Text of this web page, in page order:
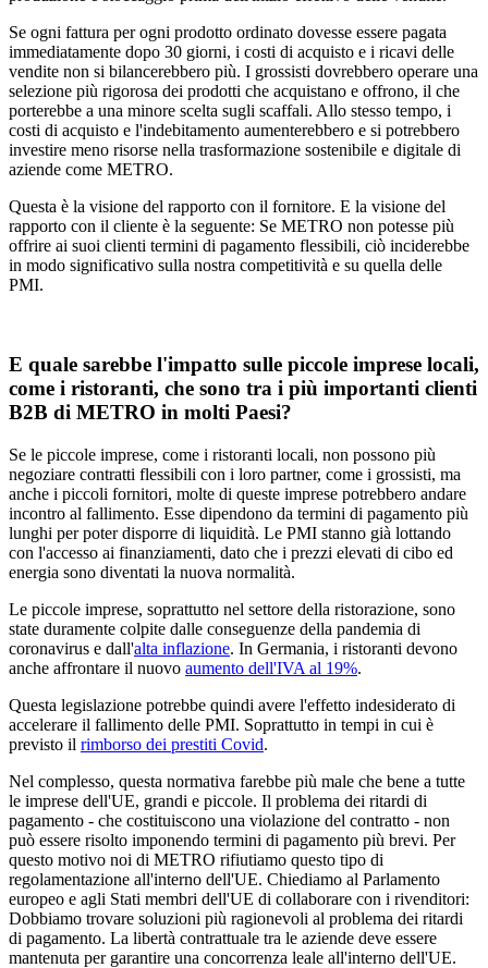
Se ogni fattura per ogni prodotto ordinato dovesse essere pagata
immediatamente dopo 30 giorni, i costi di acquisto e i ricavi delle
vendite non si bilancerebbero più. I grossisti dovrebbero operare una
selezione più rigorosa dei prodotti che acquistano e offrono, il che
porterebbe a una minore scelta sugli scaffali. Allo stesso tempo, i
costi di acquisto e l'indebitamento aumenterebbero e si potrebbero
investire meno risorse nella trasformazione sostenibile e digitale di
aziende come METRO.
Questa è la visione del rapporto con il fornitore. E la visione del
rapporto con il cliente è la seguente: Se METRO non potesse più
offrire ai suoi clienti termini di pagamento flessibili, ciò inciderebbe
in modo significativo sulla nostra competitività e su quella delle
PMI.
E quale sarebbe l'impatto sulle piccole imprese locali,
come i ristoranti, che sono tra i più importanti clienti
B2B di METRO in molti Paesi?
Se le piccole imprese, come i ristoranti locali, non possono più
negoziare contratti flessibili con i loro partner, come i grossisti, ma
anche i piccoli fornitori, molte di queste imprese potrebbero andare
incontro al fallimento. Esse dipendono da termini di pagamento più
lunghi per poter disporre di liquidità. Le PMI stanno già lottando
con l'accesso ai finanziamenti, dato che i prezzi elevati di cibo ed
energia sono diventati la nuova normalità.
Le piccole imprese, soprattutto nel settore della ristorazione, sono
state duramente colpite dalle conseguenze della pandemia di
coronavirus e dall'alta inflazione. In Germania, i ristoranti devono
anche affrontare il nuovo aumento dell'IVA al 19%.
Questa legislazione potrebbe quindi avere l'effetto indesiderato di
accelerare il fallimento delle PMI. Soprattutto in tempi in cui è
previsto il rimborso dei prestiti Covid.
Nel complesso, questa normativa farebbe più male che bene a tutte
le imprese dell'UE, grandi e piccole. Il problema dei ritardi di
pagamento - che costituiscono una violazione del contratto - non
può essere risolto imponendo termini di pagamento più brevi. Per
questo motivo noi di METRO rifiutiamo questo tipo di
regolamentazione all'interno dell'UE. Chiediamo al Parlamento
europeo e agli Stati membri dell'UE di collaborare con i rivenditori:
Dobbiamo trovare soluzioni più ragionevoli al problema dei ritardi
di pagamento. La libertà contrattuale tra le aziende deve essere
mantenuta per garantire una concorrenza leale all'interno dell'UE.